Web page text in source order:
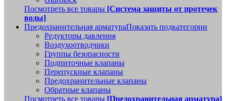
Посмотреть все товары [Система защиты от протечек
воды]
Предохранительная арматураПоказать подкатегории
Редукторы давления
Воздухоотводчики
Группы безопасности
Подпиточные клапаны
Перепускные клапаны
Предохранительные клапаны
Обратные клапаны
Посмотреть все товары [Предохранительная арматура]